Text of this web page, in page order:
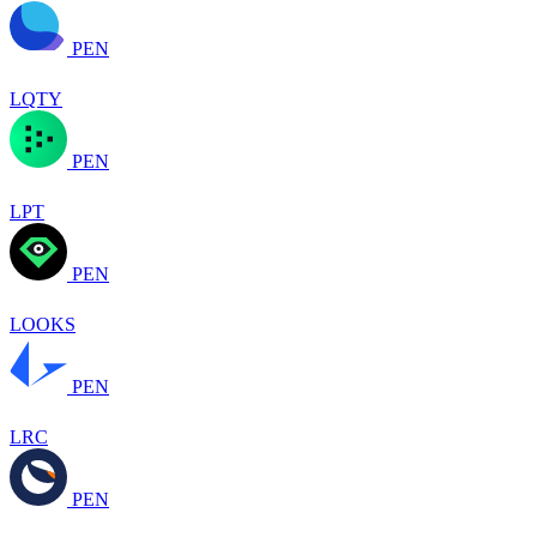
PEN
LQTY
PEN
LPT
PEN
LOOKS
PEN
LRC
PEN